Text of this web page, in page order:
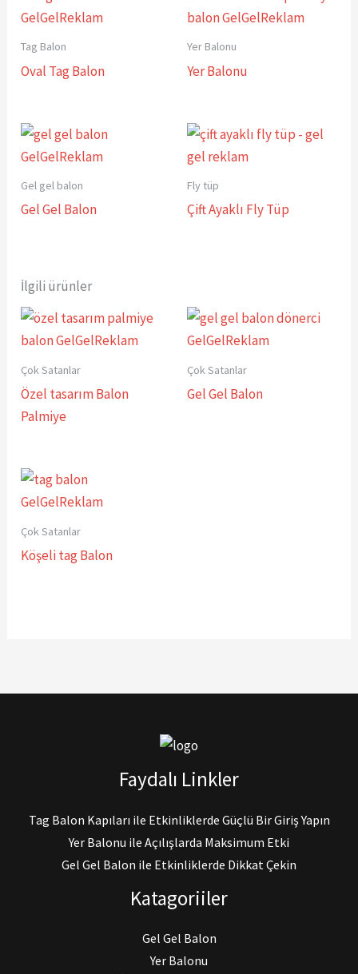
Tag Balon
Oval Tag Balon
Yer Balonu
Yer Balonu
Gel gel balon
Gel Gel Balon
Fly tüp
Çift Ayaklı Fly Tüp
İlgili ürünler
Çok Satanlar
Özel tasarım Balon
Palmiye
Çok Satanlar
Gel Gel Balon
Çok Satanlar
Köşeli tag Balon
Faydalı Linkler
Tag Balon Kapıları ile Etkinliklerde Güçlü Bir Giriş Yapın
Yer Balonu ile Açılışlarda Maksimum Etki
Gel Gel Balon ile Etkinliklerde Dikkat Çekin
Katagoriiler
Gel Gel Balon
Yer Balonu